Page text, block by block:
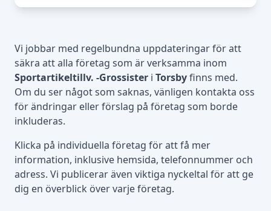
Vi jobbar med regelbundna uppdateringar för att
säkra att alla företag som är verksamma inom
Sportartikeltillv. -Grossister i Torsbyfinns med.
Om du ser något som saknas, vänligen kontakta oss
för ändringar eller förslag på företag som borde
inkluderas.
Klicka på individuella företag för att få mer
information, inklusive hemsida, telefonnummer och
adress. Vi publicerar även viktiga nyckeltal för att ge
dig en överblick över varje företag.